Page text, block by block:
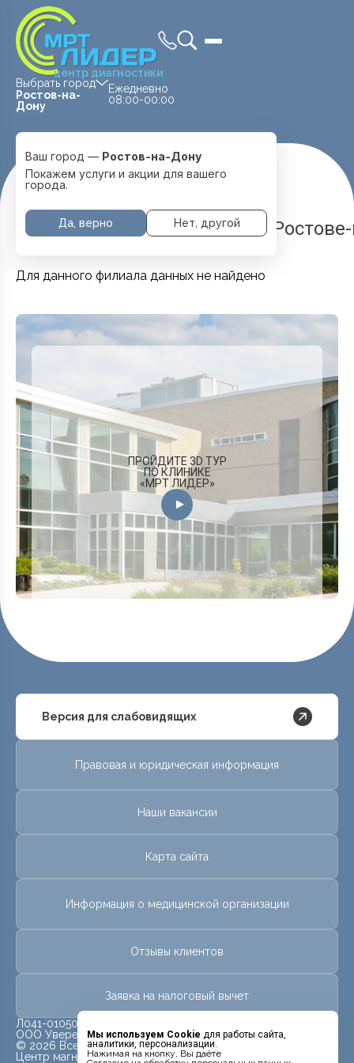
центр диагностики
Выбрать город
Ростов-на-
Дону
Ежедневно
08:00-00:00
Ваш город — Ростов-на-Дону
Покажем услуги и акции для вашего
города.
Да, верно Нет, другой
Мы используем Cookie для работы сайта,
аналитики, персонализации.
Нажимая на кнопку, Вы даёте
Главная Услуги и цены Комплексы
Услуги и цены МРТ Лидер в
Для данного филиала данных не найдено
ПРОЙДИТЕ 3D ТУР
ПО КЛИНИКЕ
«МРТ ЛИДЕР»
Версия для слабовидящих
Правовая и юридическая информация
Наши вакансии
Карта сайта
Информация о медицинской организации
Отзывы клиентов
Заявка на налоговый вычет
Л041-01050-61/00611466 от 22.08.2022 г.
ООО Уверенность
© 2026 Все права защищены.
Центр магнитно-резонансной томографии «МРТ Лидер»